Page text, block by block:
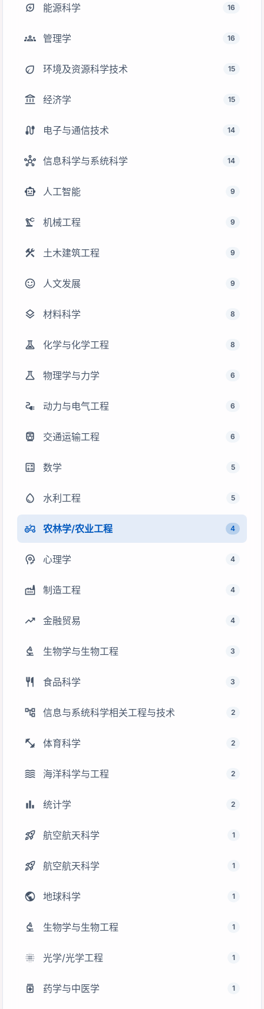
energy_savings_leaf 能源科学 16
groups 管理学 16
eco 环境及资源科学技术 15
account_balance 经济学 15
cable 电子与通信技术 14
hub 信息科学与系统科学 14
smart_toy 人工智能 9
precision_manufacturing 机械工程 9
construction 土木建筑工程 9
sentiment_satisfied 人文发展 9
layers 材料科学 8
experiment 化学与化学工程 8
science 物理学与力学 6
electrical_services 动力与电气工程 6
directions_transit 交通运输工程 6
calculate 数学 5
water_drop 水利工程 5
agriculture 农林学/农业工程 4
psychology 心理学 4
factory 制造工程 4
trending_up 金融贸易 4
biotech 生物学与生物工程 3
restaurant 食品科学 3
account_tree 信息与系统科学相关工程与技术 2
fitness_center 体育科学 2
waves 海洋科学与工程 2
bar_chart 统计学 2
rocket_launch 航空航天科学 1
rocket_launch 航空航天科学 1
public 地球科学 1
biotech 生物学与生物工程 1
lens_blur 光学/光学工程 1
medication 药学与中医学 1